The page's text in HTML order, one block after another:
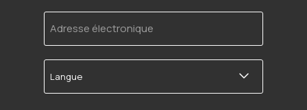
Adresse
électronique
Langue